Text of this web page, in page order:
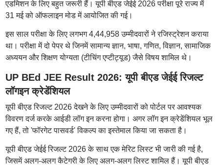
एडमिशन के लिए बहुत जरूरी हैं। यूपी बीएड जेईई 2026 परीक्षा पूरे राज्य में
31 मई को ऑफलाइन मोड में आयोजित की गई।
इस साल परीक्षा के लिए लगभग 4,44,958 उम्मीदवारों ने रजिस्ट्रेशन कराया
था। परीक्षा में दो पेपर थे जिनमें सामान्य ज्ञान, भाषा, गणित, विज्ञान, सामाजिक
अध्ययन और शिक्षण योग्यता (टीचिंग एप्टीट्यूड) जैसे विषय शामिल थे।
UP BEd JEE Result 2026: यूपी बीएड जेईई रिजल्ट
लॉगइन क्रेडेंशियल
यूपी बीएड रिजल्ट 2026 देखने के लिए उम्मीदवारों को पोर्टल पर आवश्यक
विवरण दर्ज करके आईडी लॉग इन करना होगा। अगर लॉग इन क्रेडेंशियल भूल
गए हैं, तो 'फॉरगेट पासवर्ड' विकल्प का इस्तेमाल किया जा सकता है।
यूपी बीएड जेईई रिजल्ट 2026 के साथ एक मेरिट लिस्ट भी जारी की गई है,
जिसमें अलग-अलग कैटेगरी के लिए अलग-अलग लिस्ट शामिल हैं। यूपी बीएड